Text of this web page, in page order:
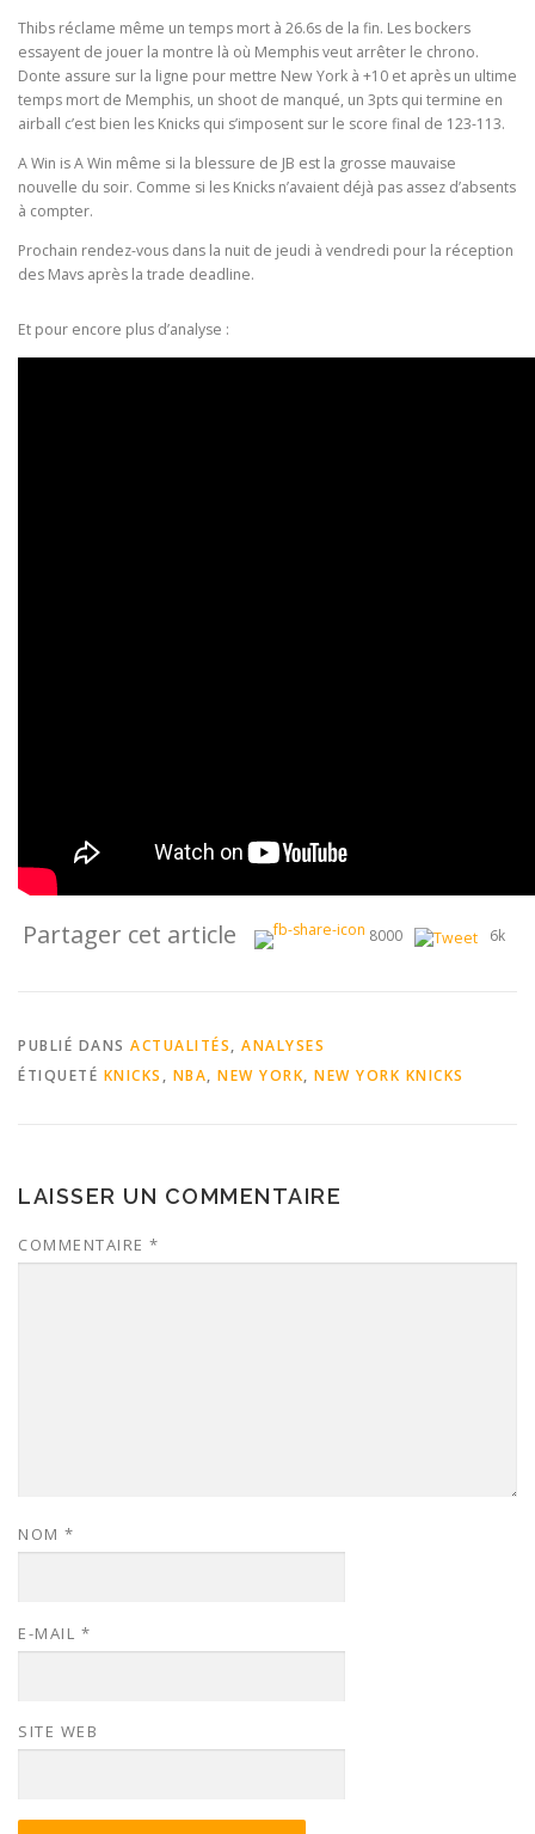
Thibs réclame même un temps mort à 26.6s de la fin. Les bockers
essayent de jouer la montre là où Memphis veut arrêter le chrono.
Donte assure sur la ligne pour mettre New York à +10 et après un ultime
temps mort de Memphis, un shoot de manqué, un 3pts qui termine en
airball c’est bien les Knicks qui s’imposent sur le score final de 123-113.
A Win is A Win même si la blessure de JB est la grosse mauvaise
nouvelle du soir. Comme si les Knicks n’avaient déjà pas assez d’absents
à compter.
Prochain rendez-vous dans la nuit de jeudi à vendredi pour la réception
des Mavs après la trade deadline.
Et pour encore plus d’analyse :
Partager cet article 8000 6k
PUBLIÉ DANS ACTUALITÉS, ANALYSES
ÉTIQUETÉ KNICKS , NBA, NEW YORK, NEW YORK KNICKS
LAISSER UN COMMENTAIRE
COMMENTAIRE *
NOM *
E-MAIL *
SITE WEB